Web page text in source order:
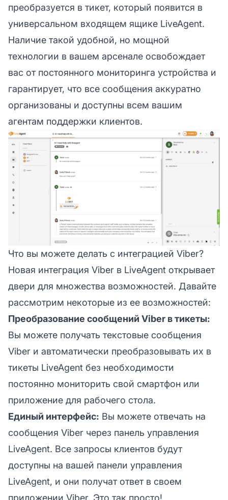
преобразуется в тикет, который появится в
универсальном входящем ящике LiveAgent.
Наличие такой удобной, но мощной
технологии в вашем арсенале освобождает
вас от постоянного мониторинга устройства и
гарантирует, что все сообщения аккуратно
организованы и доступны всем вашим
агентам поддержки клиентов.
Что вы можете делать с интеграцией Viber?
Новая интеграция Viber в LiveAgent открывает
двери для множества возможностей. Давайте
рассмотрим некоторые из ее возможностей:
Преобразование сообщений Viber в тикеты:
Вы можете получать текстовые сообщения
Viber и автоматически преобразовывать их в
тикеты LiveAgent без необходимости
постоянно мониторить свой смартфон или
приложение для рабочего стола.
Единый интерфейс: Вы можете отвечать на
сообщения Viber через панель управления
LiveAgent. Все запросы клиентов будут
доступны на вашей панели управления
LiveAgent, и они получат ответ в своем
приложении Viber. Это так просто!